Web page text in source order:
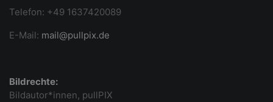
Telefon: +49 1637420089
E-Mail: mail@pullpix.de
Bildrechte:
Bildautor*innen, pullPIX